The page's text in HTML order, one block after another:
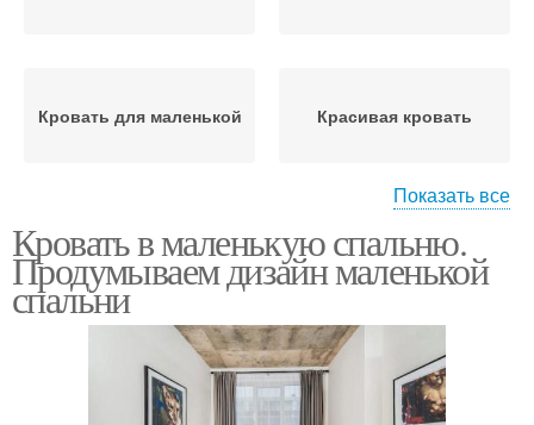
Кровать для маленькой Красивая кровать
Кровати для маленьких Кровать под столом
Кровать из
специального картона
Диван-кровать для
маленькой
Показать все
Кровать в маленькую спальню.
Продумываем дизайн маленькой
спальни